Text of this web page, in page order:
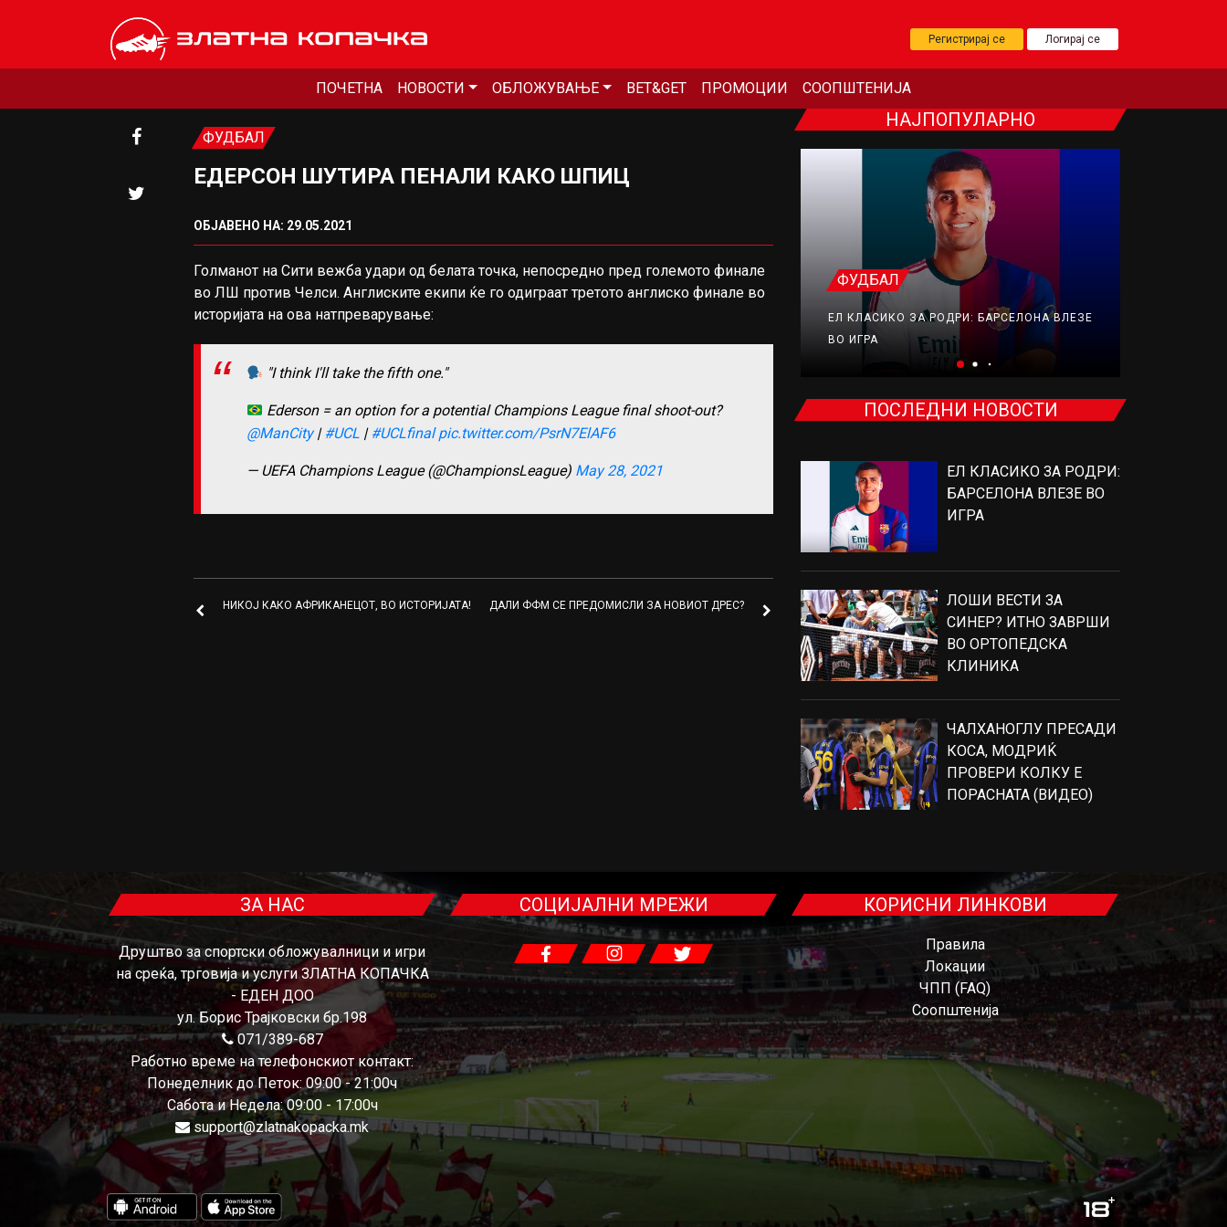
Регистрирај се Логирај се
ПОЧЕТНА НОВОСТИ ОБЛОЖУВАЊЕ BET&GET ПРОМОЦИИ СООПШТЕНИЈА
ФУДБАЛ
ЕДЕРСОН ШУТИРА ПЕНАЛИ КАКО ШПИЦ
ОБЈАВЕНО НА: 29.05.2021
Голманот на Сити вежба удари од белата точка, непосредно пред големото финале
во ЛШ против Челси. Англиските екипи ќе го одиграат третото англиско финале во
историјата на ова натпреварување:
"I think I'll take the fifth one."
Ederson = an option for a potential Champions League final shoot-out?
@ManCity|#UCL |#UCLfinal pic.twitter.com/PsrN7ElAF6
— UEFA Champions League (@ChampionsLeague) May 28, 2021
НИКОЈ КАКО АФРИКАНЕЦОТ, ВО ИСТОРИЈАТА! ДАЛИ ФФМ СЕ ПРЕДОМИСЛИ ЗА НОВИОТ ДРЕС?
НАЈПОПУЛАРНО
ФУДБАЛ ФУДБАЛ
ЕЛ КЛАСИКО ЗА РОДРИ: БАРСЕЛОНА ВЛЕЗЕ
ВО ИГРА
ПОСЛЕДНИ НОВОСТИ
ЕЛ КЛАСИКО ЗА РОДРИ:
БАРСЕЛОНА ВЛЕЗЕ ВО
ИГРА
ЛОШИ ВЕСТИ ЗА
СИНЕР? ИТНО ЗАВРШИ
ВО ОРТОПЕДСКА
КЛИНИКА
ЧАЛХАНОГЛУ ПРЕСАДИ
КОСА, МОДРИЌ
ПРОВЕРИ КОЛКУ Е
ПОРАСНАТА (ВИДЕО)
ЗА НАС
Друштво за спортски обложувалници и игри
на среќа, трговија и услуги ЗЛАТНА КОПАЧКА
- ЕДЕН ДОО
ул. Борис Трајковски бр.198
071/389-687
Работно време на телефонскиот контакт:
Понеделник до Петок: 09:00 - 21:00ч
Сабота и Недела: 09:00 - 17:00ч
support@zlatnakopacka.mk
СОЦИЈАЛНИ МРЕЖИ КОРИСНИ ЛИНКОВИ
Правила
Локации
ЧПП (FAQ)
Соопштенија